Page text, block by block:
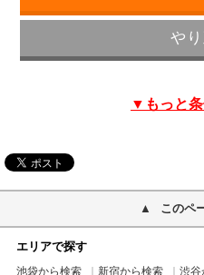
▼もっと
このペ
エリアで探す
池袋から検索 新宿から検索 渋谷